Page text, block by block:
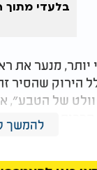
בלעדי
מנער את
הירוק שהסיר
וולט של
הרכות
שאין בו
להמשך